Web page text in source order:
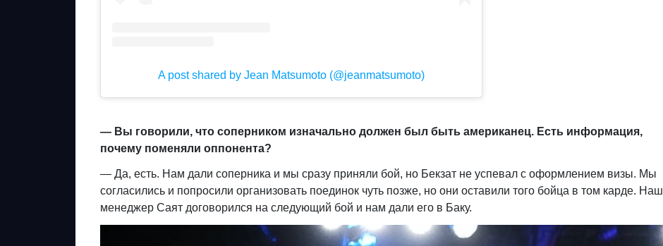
A post shared by Jean Matsumoto (@jeanmatsumoto)
— Вы говорили, что соперником изначально должен был быть американец. Есть информация,
почему поменяли оппонента?
— Да, есть. Нам дали соперника и мы сразу приняли бой, но Бекзат не успевал с оформлением визы. Мы
согласились и попросили организовать поединок чуть позже, но они оставили того бойца в том карде. Наш
менеджер Саят договорился на следующий бой и нам дали его в Баку.